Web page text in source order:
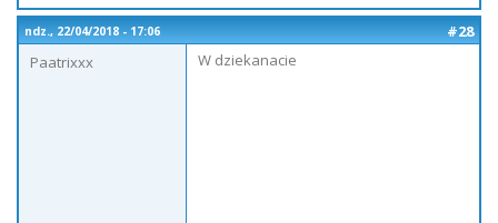
ndz., 22/04/2018 - 17:06
#28
Paatrixxx
W dziekanacie